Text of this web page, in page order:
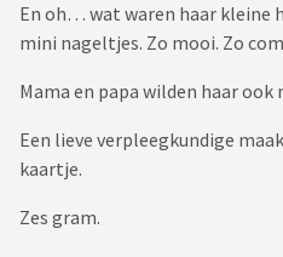
En oh… wat waren haar kleine
mini nageltjes. Zo mooi. Zo
Mama en papa wilden haar ook
Een lieve verpleegkundige
kaartje.
Zes gram.